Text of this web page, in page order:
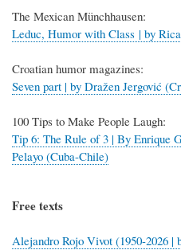
The Mexican Münchhausen:
Leduc, Humor with Class | by
Croatian humor magazines:
Seven part | by Dražen Jergović
100 Tips to Make People Laugh:
Tip 6: The Rule of 3 | By Enrique
Pelayo (Cuba-Chile)
Free texts
Alejandro Rojo Vivot (1950-2026 |